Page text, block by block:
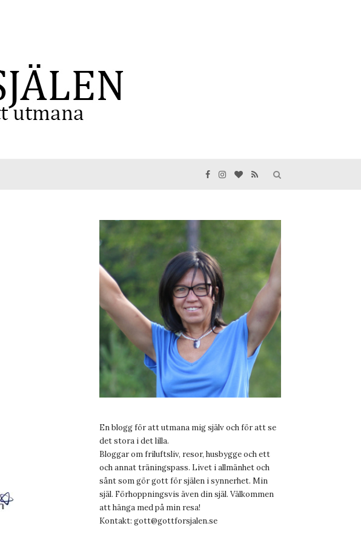
En blogg för att utmana mig själv och för att se
det stora i det lilla.
Bloggar om friluftsliv, resor, husbygge och ett
och annat träningspass. Livet i allmänhet och
sånt som gör gott för själen i synnerhet. Min
själ. Förhoppningsvis även din själ. Välkommen
att hänga med på min resa!
Kontakt: gott@gottforsjalen.se